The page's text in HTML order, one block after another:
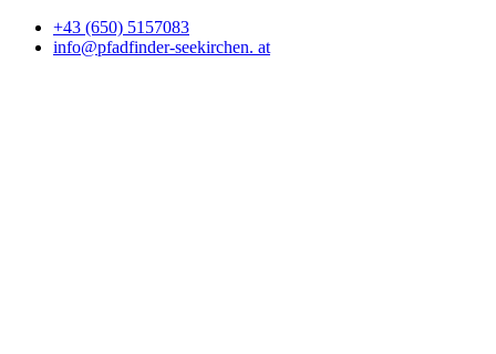
+43 (650) 5157083
info@pfadfinder‐seekirchen. at